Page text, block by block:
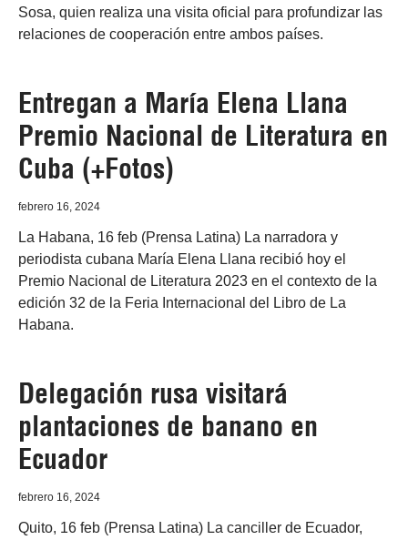
Sosa, quien realiza una visita oficial para profundizar las
relaciones de cooperación entre ambos países.
Entregan a María Elena Llana
Premio Nacional de Literatura en
Cuba (+Fotos)
febrero 16, 2024
La Habana, 16 feb (Prensa Latina) La narradora y
periodista cubana María Elena Llana recibió hoy el
Premio Nacional de Literatura 2023 en el contexto de la
edición 32 de la Feria Internacional del Libro de La
Habana.
Delegación rusa visitará
plantaciones de banano en
Ecuador
febrero 16, 2024
Quito, 16 feb (Prensa Latina) La canciller de Ecuador,